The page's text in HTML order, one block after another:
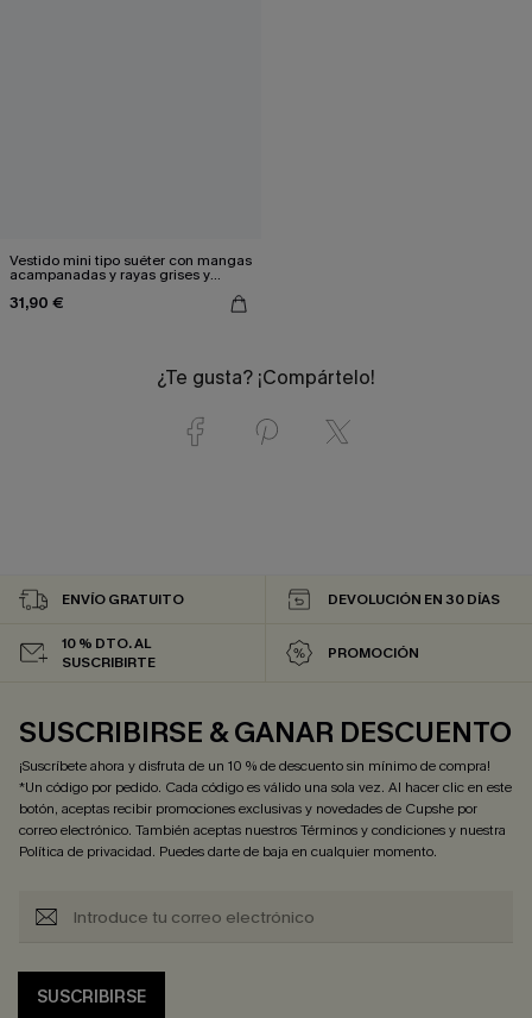
Vestido mini tipo suéter con mangas
acampanadas y rayas grises y
31,90 €
¿Te gusta? ¡Compártelo!
ENVÍO GRATUITO DEVOLUCIÓN EN 30 DÍAS
10 % DTO. AL
SUSCRIBIRTE
PROMOCIÓN
SUSCRIBIRSE & GANAR DESCUENTO
¡Suscríbete ahora y disfruta de un 10 % de descuento sin mínimo de compra!
*Un código por pedido. Cada código es válido una sola vez. Al hacer clic en este
botón, aceptas recibir promociones exclusivas y novedades de Cupshe por
correo electrónico. También aceptas nuestrosTérminos y condicionesy nuestra
Política de privacidad. Puedes darte de baja en cualquier momento.
SUSCRIBIRSE